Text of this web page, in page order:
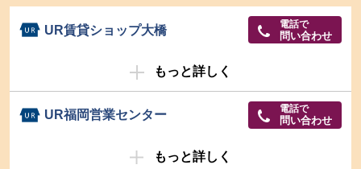
UR賃貸ショップ大橋 電話で
問い合わせ
もっと詳しく
UR福岡営業センター 電話で
問い合わせ
もっと詳しく